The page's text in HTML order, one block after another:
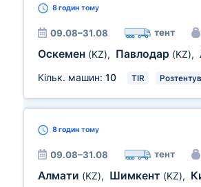
8 годин тому
09.08–31.08 тент
Оскемен (KZ), Павлодар (KZ),
Кільк. машин: 10 TIR
8 годин тому
09.08–31.08 тент
Алмати (KZ), Шимкент (KZ),